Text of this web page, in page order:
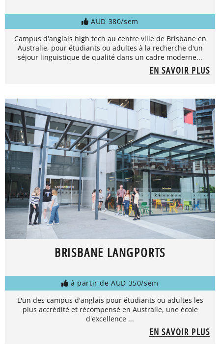
AUD 380/sem
Campus d'anglais high tech au centre ville de Brisbane en
Australie, pour étudiants ou adultes à la recherche d'un
séjour linguistique de qualité dans un cadre moderne...
EN SAVOIR PLUS
BRISBANE LANGPORTS
à partir de AUD 350/sem
L'un des campus d'anglais pour étudiants ou adultes les
plus accrédité et récompensé en Australie, une école
d'excellence ...
EN SAVOIR PLUS